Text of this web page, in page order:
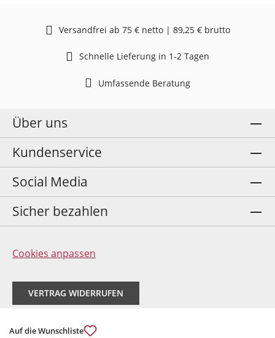
Auf die Wunschliste
Versandfrei ab 75 € netto | 89,25 € brutto
Schnelle Lieferung in 1-2 Tagen
Umfassende Beratung
Über uns
Kundenservice
Social Media
Sicher bezahlen
Cookies anpassen
VERTRAG WIDERRUFEN